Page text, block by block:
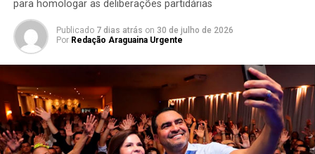
para homologar as deliberações partidárias
Publicado 7 dias atrás on 30 de julho de 2026
Por Redação Araguaina Urgente